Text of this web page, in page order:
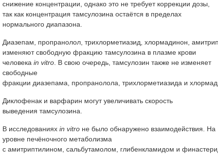
снижение концентрации, однако это не требует коррекции дозы,
так как концентрация тамсулозина остаётся в пределах
нормального диапазона.
Диазепам, пропранолол, трихлорметиазид, хлормадинон,
изменяют свободную фракцию тамсулозина в плазме крови
человека in vitro . В свою очередь, тамсулозин также не изменяет
свободные
фракции диазепама, пропранолола, трихлорметиазида и
Диклофенак и варфарин могут увеличивать скорость
выведения тамсулозина.
В исследованиях in vitro не было обнаружено взаимодействия. На
уровне печёночного метаболизма
с амитриптилином, сальбутамолом, глибенкламидом и